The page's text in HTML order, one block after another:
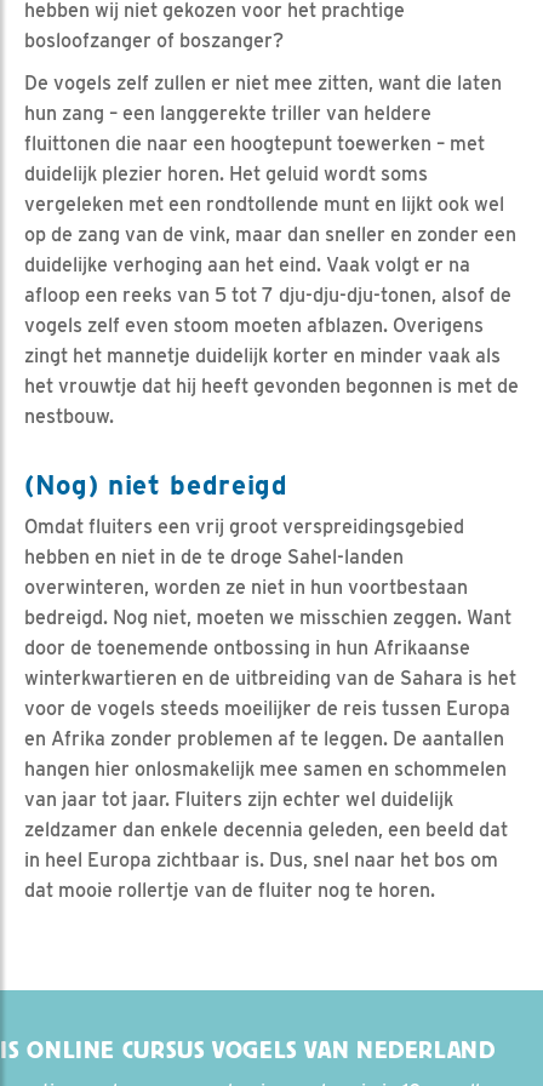
hebben wij niet gekozen voor het prachtige
bosloofzanger of boszanger?
De vogels zelf zullen er niet mee zitten, want die laten
hun zang – een langgerekte triller van heldere
fluittonen die naar een hoogtepunt toewerken – met
duidelijk plezier horen. Het geluid wordt soms
vergeleken met een rondtollende munt en lijkt ook wel
op de zang van de vink, maar dan sneller en zonder een
duidelijke verhoging aan het eind. Vaak volgt er na
afloop een reeks van 5 tot 7 dju-dju-dju-tonen, alsof de
vogels zelf even stoom moeten afblazen. Overigens
zingt het mannetje duidelijk korter en minder vaak als
het vrouwtje dat hij heeft gevonden begonnen is met de
nestbouw.
(Nog) niet bedreigd
Omdat fluiters een vrij groot verspreidingsgebied
hebben en niet in de te droge Sahel-landen
overwinteren, worden ze niet in hun voortbestaan
bedreigd. Nog niet, moeten we misschien zeggen. Want
door de toenemende ontbossing in hun Afrikaanse
winterkwartieren en de uitbreiding van de Sahara is het
voor de vogels steeds moeilijker de reis tussen Europa
en Afrika zonder problemen af te leggen. De aantallen
hangen hier onlosmakelijk mee samen en schommelen
van jaar tot jaar. Fluiters zijn echter wel duidelijk
zeldzamer dan enkele decennia geleden, een beeld dat
in heel Europa zichtbaar is. Dus, snel naar het bos om
dat mooie rollertje van de fluiter nog te horen.
ONLINE CURSUS VOGELS VAN NEDERLAND